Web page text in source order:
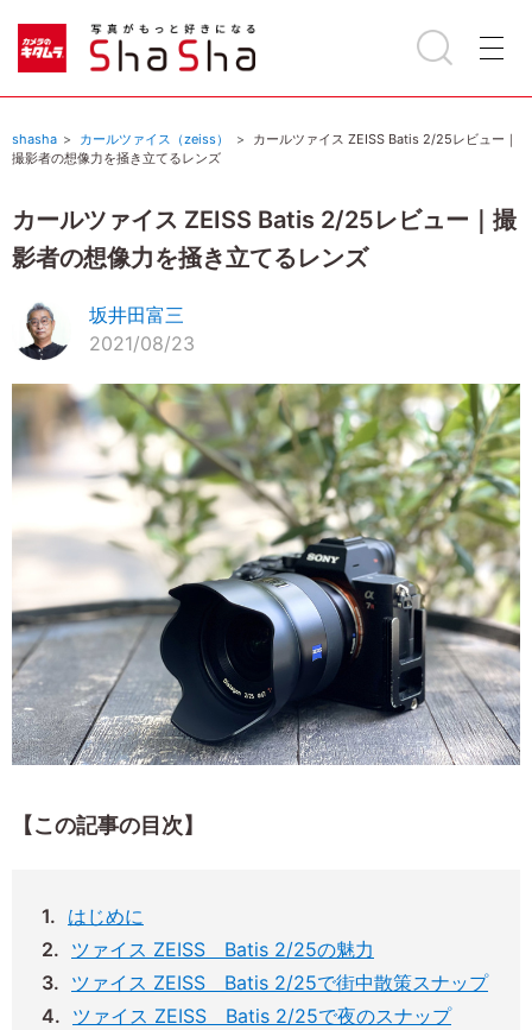
shasha カールツァイス（zeiss）
カールツァイス ZEISS Batis 2/25レビュー｜
撮影者の想像力を掻き立てるレンズ
カールツァイス ZEISS Batis 2/25レビュー｜撮
影者の想像力を掻き立てるレンズ
坂井田富三
2021/08/23
【この記事の目次】
はじめに
ツァイス ZEISS Batis 2/25の魅力
ツァイス ZEISS Batis 2/25で街中散策スナップ
ツァイス ZEISS Batis 2/25で夜のスナップ